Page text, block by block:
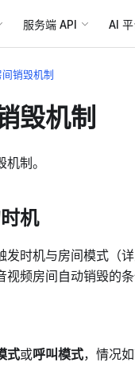
服务端 API AI
销毁机制
毁机制
制。
机
发时机与房间模式（
频房间自动销毁的条
式或呼叫模式，情况如